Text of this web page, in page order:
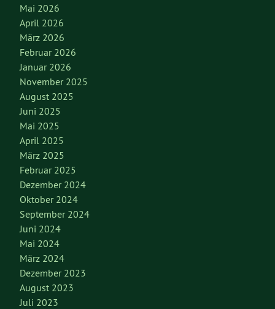
Mai 2026
April 2026
März 2026
Februar 2026
Januar 2026
November 2025
August 2025
Juni 2025
Mai 2025
April 2025
März 2025
Februar 2025
Dezember 2024
Oktober 2024
September 2024
Juni 2024
Mai 2024
März 2024
Dezember 2023
August 2023
Juli 2023